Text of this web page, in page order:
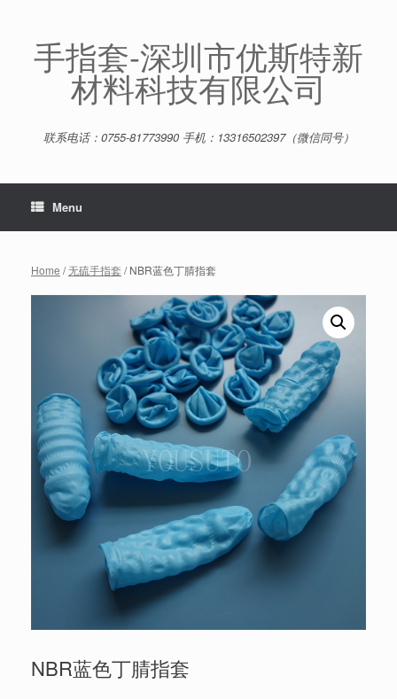
content手指套-深圳市优斯特新
材料科技有限公司
联系电话：0755-81773990 手机：13316502397（微信同号）
Menu
Home /无硫手指套 / NBR蓝色丁腈指套
NBR蓝色丁腈指套